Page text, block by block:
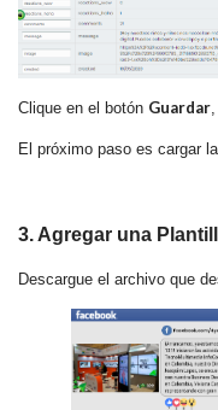
Clique en el botón Guardar
El próximo paso es cargar
3. Agregar una
Descargue el archivo que